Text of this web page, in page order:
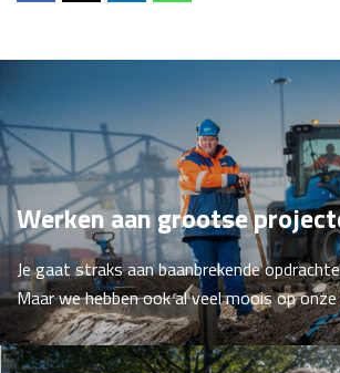
Werken aan grootse
Je gaat straks aan baanbrekende
Maar we hebben ook al veel moois op